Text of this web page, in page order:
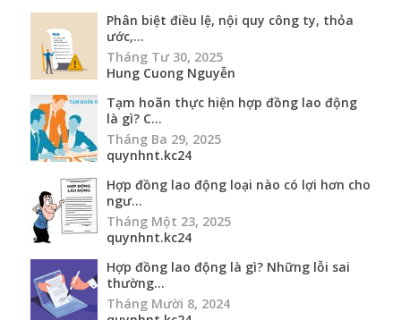
Phân biệt điều lệ, nội quy công ty, thỏa
ước,...
Tháng Tư 30, 2025
Hung Cuong Nguyễn
Tạm hoãn thực hiện hợp đồng lao động
là gì? C...
Tháng Ba 29, 2025
quynhnt.kc24
Hợp đồng lao động loại nào có lợi hơn cho
ngư...
Tháng Một 23, 2025
quynhnt.kc24
Hợp đồng lao động là gì? Những lỗi sai
thường...
Tháng Mười 8, 2024